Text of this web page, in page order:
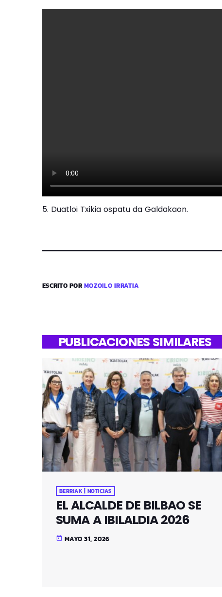
5. Duatloi Txikia ospatu da Galdakaon.
ESCRITO PORMOZOILO IRRATIA
PUBLICACIONES SIMILARES
BERRIAK | NOTICIAS
EL ALCALDE DE BILBAO SE
SUMA A IBILALDIA 2026
today MAYO 31, 2026